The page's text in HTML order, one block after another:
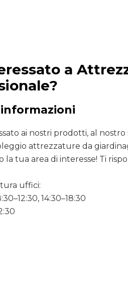
a
ai nostri prodotti, al nostro
attrezzature da
la tua area di interesse! Ti
uffici:
14:30–18:30